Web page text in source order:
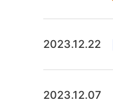
2023.12.22
2023.12.07